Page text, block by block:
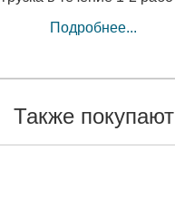
Подробнее...
Также покупают